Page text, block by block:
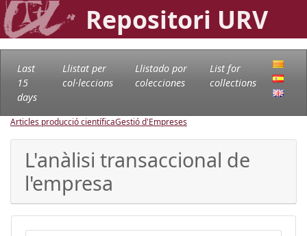
Repositori URV
Last
15
days
Llistat per
col·leccions
Llistado por
colecciones
List for
collections
Articles producció científicaGestió d'Empreses
L'anàlisi transaccional de
l'empresa